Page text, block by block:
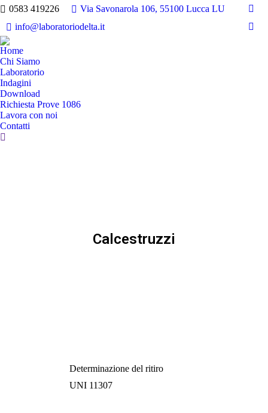
0583 419226
Via Savonarola 106, 55100 Lucca LU
info@laboratoriodelta.it
Home
Chi Siamo
Laboratorio
Indagini
Download
Richiesta Prove 1086
Lavora con noi
Contatti
Calcestruzzi
Determinazione del ritiro
UNI 11307